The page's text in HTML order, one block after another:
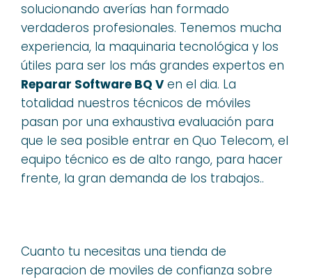
solucionando averías han formado
verdaderos profesionales. Tenemos mucha
experiencia, la maquinaria tecnológica y los
útiles para ser los más grandes expertos en
Reparar Software BQ V en el dia. La
totalidad nuestros técnicos de móviles
pasan por una exhaustiva evaluación para
que le sea posible entrar en Quo Telecom, el
equipo técnico es de alto rango, para hacer
frente, la gran demanda de los trabajos..
Cuanto tu necesitas una tienda de
reparacion de moviles de confianza sobre